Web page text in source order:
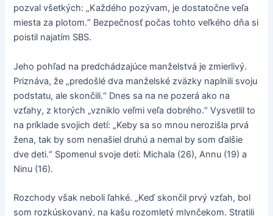
pozval všetkých: „Každého pozývam, je dostatočne veľa
miesta za plotom.“ Bezpečnosť počas tohto veľkého dňa si
poistil najatím SBS.
Jeho pohľad na predchádzajúce manželstvá je zmierlivý.
Priznáva, že „predošlé dva manželské zväzky naplnili svoju
podstatu, ale skončili.“ Dnes sa na ne pozerá ako na
vzťahy, z ktorých „vzniklo veľmi veľa dobrého.“ Vysvetlil to
na príklade svojich detí: „Keby sa so mnou nerozišla prvá
žena, tak by som nenašiel druhú a nemal by som ďalšie
dve deti.“ Spomenul svoje deti: Michala (26), Annu (19) a
Ninu (16).
Rozchody však neboli ľahké. „Keď skončil prvý vzťah, bol
som rozkúskovaný, na kašu rozomletý mlynčekom. Stratili